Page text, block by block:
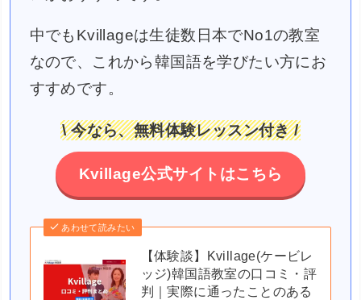
中でもKvillageは生徒数日本でNo1の教室
なので、これから韓国語を学びたい方にお
すすめです。
\ 今なら、無料体験レッスン付き /
Kvillage公式サイトはこちら
あわせて読みたい
【体験談】Kvillage(ケービレ
ッジ)韓国語教室の口コミ・評
判｜実際に通ったことのある